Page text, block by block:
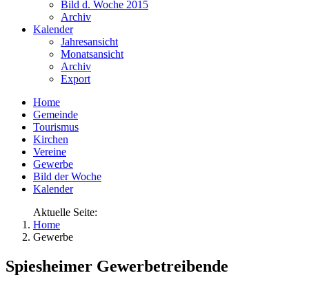
Bild d. Woche 2015
Archiv
Kalender
Jahresansicht
Monatsansicht
Archiv
Export
Home
Gemeinde
Tourismus
Kirchen
Vereine
Gewerbe
Bild der Woche
Kalender
Aktuelle Seite:
Home
Gewerbe
Spiesheimer Gewerbetreibende